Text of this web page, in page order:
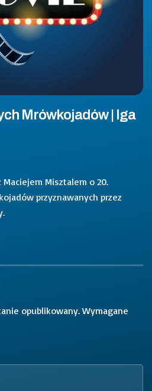
Mrówkojadów | Iga
Misztalem o 20.
przyznawanych przez
opublikowany. Wymagane